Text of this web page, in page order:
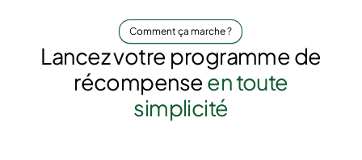
Comment ça marche ?
Lancez votre programme de
récompenseen toute
simplicité